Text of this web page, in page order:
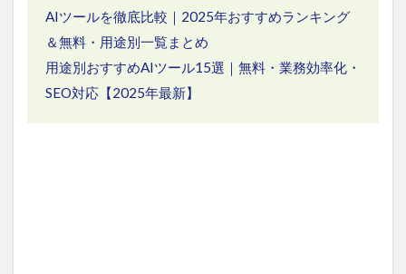
AIツールを徹底比較｜2025年おすすめランキング
＆無料・用途別一覧まとめ
用途別おすすめAIツール15選｜無料・業務効率化・
SEO対応【2025年最新】